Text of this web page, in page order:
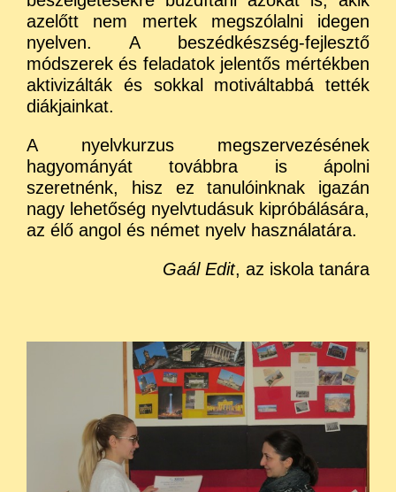
azelőtt nem mertek megszólalni idegen
nyelven. A beszédkészség-fejlesztő
módszerek és feladatok jelentős mértékben
aktivizálták és sokkal motiváltabbá tették
diákjainkat.
A nyelvkurzus megszervezésének
hagyományát továbbra is ápolni
szeretnénk, hisz ez tanulóinknak igazán
nagy lehetőség nyelvtudásuk kipróbálására,
az élő angol és német nyelv használatára.
Gaál Edit, az iskola tanára